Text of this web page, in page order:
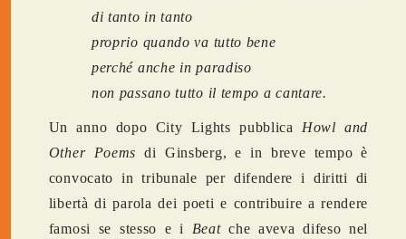
di tanto in tanto
proprio quando va tutto bene
perché anche in paradiso
non passano tutto il tempo a cantare.
Un anno dopo City Lights pubblica Howl and
Other Poems di Ginsberg, e in breve tempo è
convocato in tribunale per difendere i diritti di
libertà di parola dei poeti e contribuire a rendere
famosi se stesso e i Beatche aveva difeso nel